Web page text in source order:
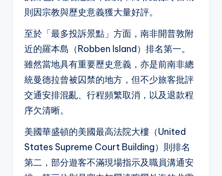
則因宗教與歷史意義獲大量好評。
至於「最多投訴景點」方面，南非開普敦附
近的羅本島（Robben Island）排名第一。
雖然當地具有重要歷史意義，亦是前南非總
統曼德拉曾被囚禁的地方，但不少旅客批評
交通安排混亂、行程頻繁取消，以及退款程
序欠清晰。
美國華盛頓的美國最高法院大樓（United
States Supreme Court Building）則排名
第二，部分遊客不滿現場指示及職員溝通安